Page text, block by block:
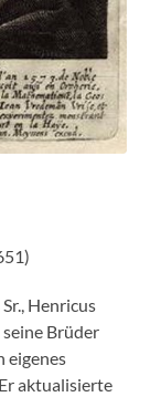
Sr., Henricus
Brüder
eigenes
aktualisierte